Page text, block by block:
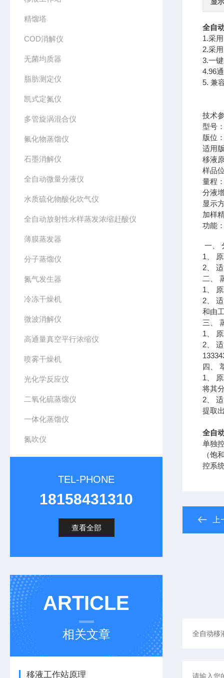
精馏塔
COD消解仪
无菌均质器
脂肪测定仪
凯式定氮仪
多管旋涡混合仪
氟化物蒸馏仪
石墨消解仪
全自动微量分液仪
水质硫化物酸化吹气仪
全自动放射性水样蒸发浓缩赶酸仪
薄膜蒸发器
分子蒸馏仪
氮气发生器
冷冻干燥机
微波消解仪
高通量真空平行浓缩仪
喷雾干燥机
光化学反应仪
二氧化硫蒸馏仪
一体化蒸馏仪
氮吹仪
TEL-PHONE
18158431310
查看全部
ARTICLE
相关文章
移液工作站原理
全自
1.采
2.采
3.一
4.96
5. 兼
技术
型号
版位
适用
移液
样品
量程
分液
显示
加样
功能
一、
1、
2、
二、
1、
2、
和由
三、
1、
2、
四、
1、
将其
2、
提取
全自
单独
（饱
控系